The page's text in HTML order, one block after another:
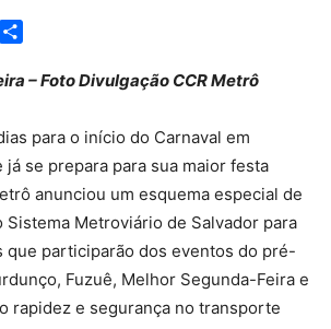
Copy
– Foto Divulgação CCR Metrô
para o início do Carnaval em
já se prepara para sua maior festa
anunciou um esquema especial de
Metroviário de Salvador para
que participarão dos eventos do pré-
Fuzuê, Melhor Segunda-Feira e
rapidez e segurança no transporte